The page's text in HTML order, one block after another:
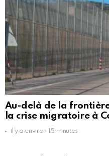
Au-delà de la
la crise migratoire à
il y a environ 15 minutes